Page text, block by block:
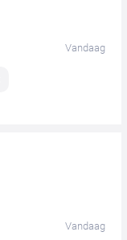
Vandaag
Vandaag